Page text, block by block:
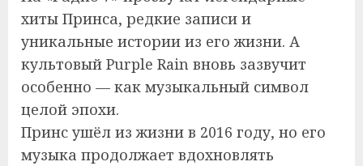
хиты Принса, редкие записи и
уникальные истории из его жизни. А
культовый Purple Rain вновь зазвучит
особенно — как музыкальный символ
целой эпохи.
Принс ушёл из жизни в 2016 году, но его
музыка продолжает вдохновлять